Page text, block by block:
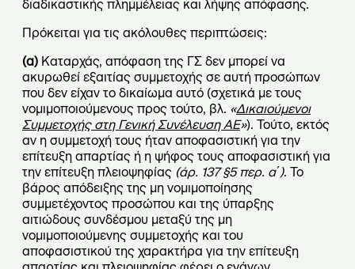
διαδικαστικής πλημμέλειας και λήψης απόφασης.
Πρόκειται για τις ακόλουθες περιπτώσεις:
(α) Καταρχάς, απόφαση της ΓΣ δεν μπορεί να
ακυρωθεί εξαιτίας συμμετοχής σε αυτή προσώπων
που δεν είχαν το δικαίωμα αυτό (σχετικά με τους
νομιμοποιούμενους προς τούτο, βλ. «Δικαιούμενοι
Συμμετοχής στη Γενική Συνέλευση ΑΕ»). Τούτο, εκτός
αν η συμμετοχή τους ήταν αποφασιστική για την
επίτευξη απαρτίας ή η ψήφος τους αποφασιστική για
την επίτευξη πλειοψηφίας (άρ. 137 §5 περ. α΄). Το
βάρος απόδειξης της μη νομιμοποίησης
συμμετέχοντος προσώπου και της ύπαρξης
αιτιώδους συνδέσμου μεταξύ της μη
νομιμοποιούμενης συμμετοχής και του
αποφασιστικού της χαρακτήρα για την επίτευξη